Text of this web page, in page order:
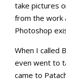
take pictures
from the work
Photoshop
When I called
even went to
came to